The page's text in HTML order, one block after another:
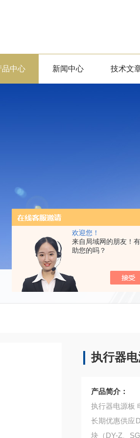
欢迎您！
来自局域网的朋友！
助您的吗？
品中心 新闻中心 技术文
当前
执行器
产品简介：
执行器电源板
长期优惠供应
块（DY-Z、